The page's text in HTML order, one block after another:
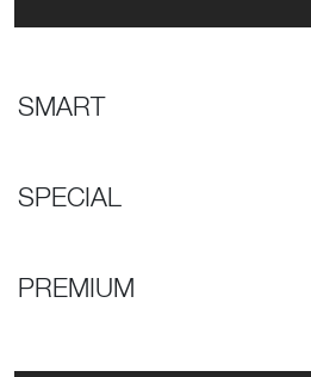
SMART
SPECIAL
PREMIUM